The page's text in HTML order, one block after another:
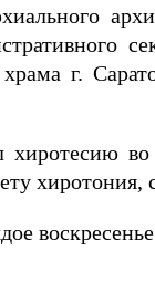
г.
хиротония,